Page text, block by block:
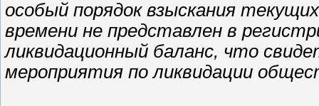
особый порядок взыскания
времени не представлен в
ликвидационный баланс, что
мероприятия по ликвидации